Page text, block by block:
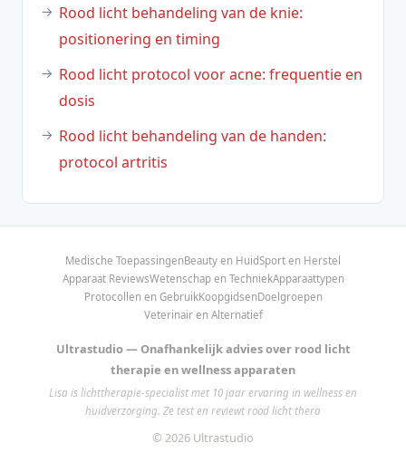
Rood licht behandeling van de knie:
positionering en timing
Rood licht protocol voor acne: frequentie en
dosis
Rood licht behandeling van de handen:
protocol artritis
Medische ToepassingenBeauty en HuidSport en Herstel
Apparaat ReviewsWetenschap en TechniekApparaattypen
Protocollen en GebruikKoopgidsenDoelgroepen
Veterinair en Alternatief
Ultrastudio — Onafhankelijk advies over rood licht
therapie en wellness apparaten
Lisa is lichttherapie-specialist met 10 jaar ervaring in wellness en
huidverzorging. Ze test en reviewt rood licht thera
© 2026 Ultrastudio